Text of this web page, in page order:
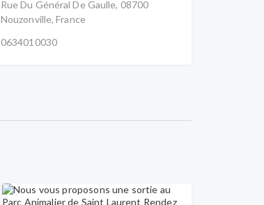
Rue Du Général De Gaulle, 08700
Nouzonville, France
0634010030